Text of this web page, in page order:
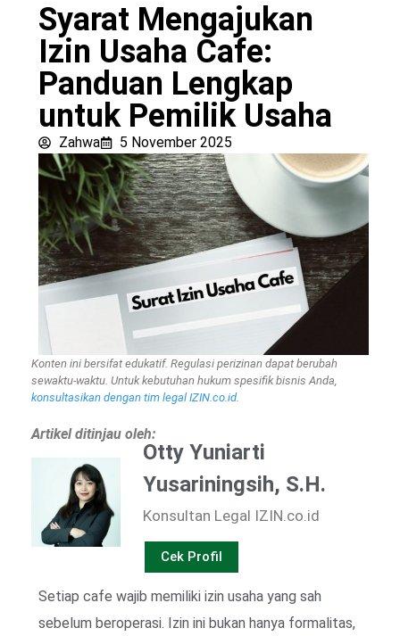
Syarat Mengajukan
Izin Usaha Cafe:
Panduan Lengkap
untuk Pemilik Usaha
Zahwa 5 November 2025
Konten ini bersifat edukatif. Regulasi perizinan dapat berubah
sewaktu-waktu. Untuk kebutuhan hukum spesifik bisnis Anda,
konsultasikan dengan tim legal IZIN.co.id.
Artikel ditinjau oleh:
Otty Yuniarti
Yusariningsih, S.H.
Konsultan Legal IZIN.co.id
Cek Profil
Setiap cafe wajib memiliki izin usaha yang sah
sebelum beroperasi. Izin ini bukan hanya formalitas,